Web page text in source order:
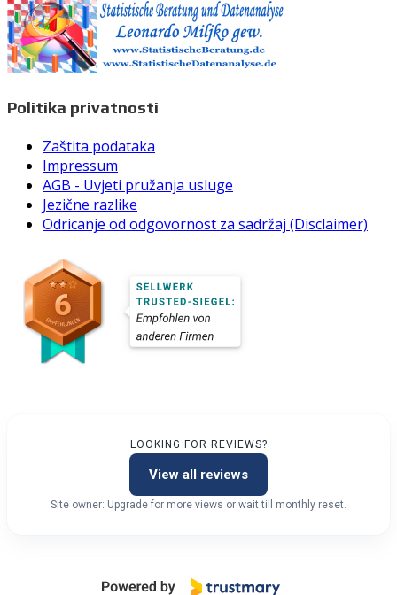
Politika privatnosti
Zaštita podataka
Impressum
AGB - Uvjeti pružanja usluge
Jezične razlike
Odricanje od odgovornost za sadržaj (Disclaimer)
LOOKING FOR REVIEWS?
View all reviews
Site owner: Upgrade for more views or wait till monthly reset.